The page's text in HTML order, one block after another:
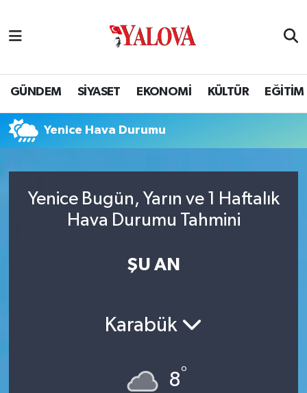
GÜNDEM SİYASET EKONOMİ KÜLTÜR EĞİTİM
Yenice Hava Durumu
Yenice Bugün, Yarın ve 1 Haftalık
Hava Durumu Tahmini
ŞU AN
Karabük
8°
SİYASET
EĞİTİM
BİLİM VE TEKNOLOJİ
Yalova Nöbetçi Eczaneler
Yalova Hava Durumu
Puan Durumu ve Fikstür
Tüm Manşetler
Son Dakika Haberleri